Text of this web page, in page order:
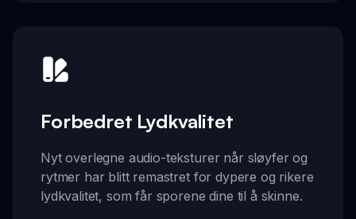
Forbedret Lydkvalitet
Nyt overlegne audio-teksturer når sløyfer og
rytmer har blitt remastret for dypere og rikere
lydkvalitet, som får sporene dine til å skinne.